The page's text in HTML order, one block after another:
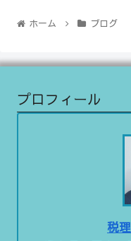
ホーム ブログ
プロフィール
税